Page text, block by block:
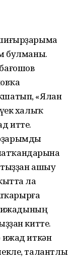
булманы.
«Ялан
халыҡ
итте.
ашыу
ла
ижадының
китте.
ижад иткән
талантлы